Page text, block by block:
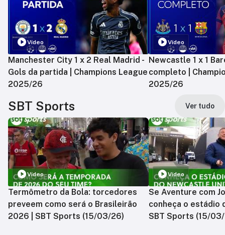
Vídeo
Manchester City 1 x 2 Real Madrid -
Gols da partida | Champions League
2025/26
Vídeo
Newcastle 1 x 1
completo |
2025/26
SBT Sports Ver tudo
Vídeo
Termômetro da Bola: torcedores
preveem como será o Brasileirão
2026 | SBT Sports (15/03/26)
Vídeo
Se Aventure com
conheça o estádio
SBT Sports (15/